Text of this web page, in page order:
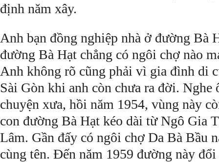
định năm xây.
Anh bạn đồng nghiệp nhà ở đường Bà
đường Bà Hạt chẳng có ngôi chợ nào
Anh không rõ cũng phải vì gia đình di
Sài Gòn khi anh còn chưa ra đời. Nghe
chuyện xưa, hồi năm 1954, vùng này
con đường Bà Hạt kéo dài từ Ngô Gia
Lâm. Gần đấy có ngôi chợ Da Bà Bầu
cùng tên. Ðến năm 1959 đường này